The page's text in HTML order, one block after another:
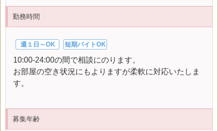
勤務時間
週１日～OK 短期バイトOK
10:00-24:00の間で相談にのります。
お部屋の空き状況にもよりますが柔軟に対応いたしま
す。
募集年齢